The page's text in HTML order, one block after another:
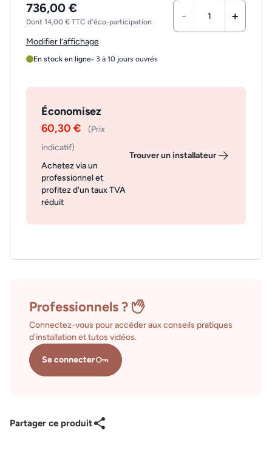
736,00 €
Dont 14,00 € TTC d'éco-participation - +
Modifier l’affichage
En stock en ligne- 3 à 10 jours ouvrés
Économisez
60,30 €
(Prix
indicatif)
Achetez via un
professionnel et
profitez d'un taux TVA
réduit
Trouver un installateur
Professionnels ?
Connectez-vous pour accéder aux conseils pratiques
d'installation et tutos vidéos.
Se connecter
Partager ce produit